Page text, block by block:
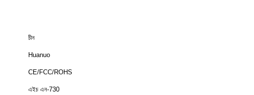
চীন
Huanuo
CE/FCC/ROHS
এইচ এন-730